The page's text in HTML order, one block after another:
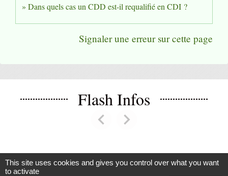
Dans quels cas un CDD est-il requalifié en CDI ?
Signaler une erreur sur cette page
Flash Infos
chevron_leftPrevious
chevron_rightNext
Voir tout
This site uses cookies and gives you control over what you want
to activate